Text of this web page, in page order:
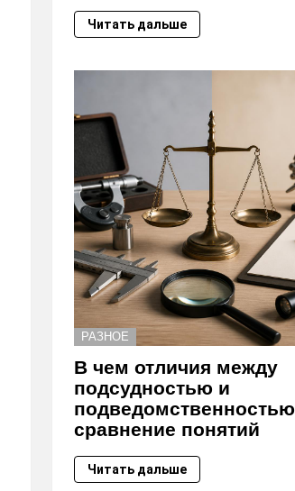
Читать дальше
РАЗНОЕ
В чем отличия между
подсудностью и
сравнение понятий
Читать дальше